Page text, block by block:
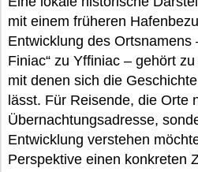
mit einem früheren
Entwicklung des Ortsnamens
Finiac“ zu Yffiniac – gehört
mit denen sich die
lässt. Für Reisende, die Orte
Übernachtungsadresse,
Entwicklung verstehen
Perspektive einen konkreten